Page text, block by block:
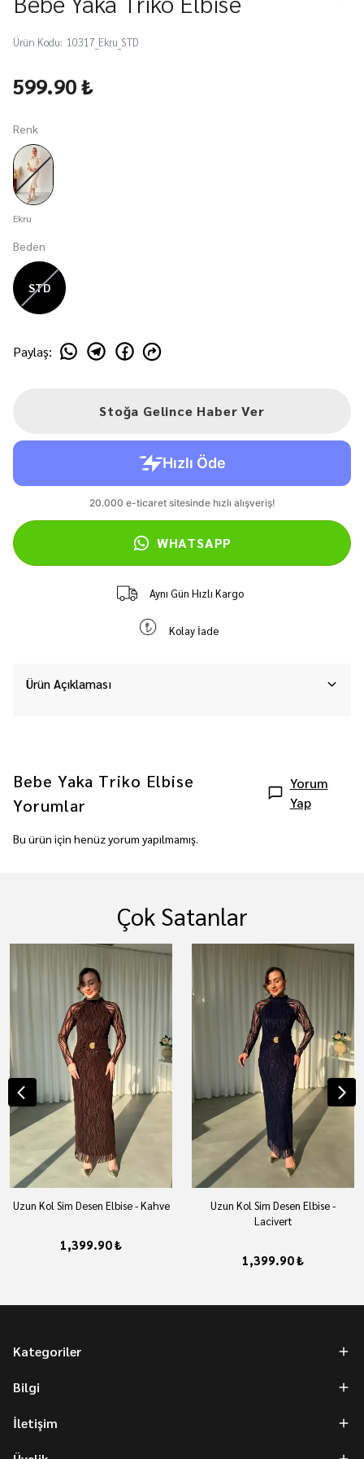
Ürün Kodu: 10317_Ekru_STD
599.90 ₺
Renk
Ekru
Beden
STD
Paylaş:
Stoğa Gelince Haber Ver
WHATSAPP
Aynı Gün Hızlı Kargo
Kolay İade
Ürün Açıklaması
Bebe Yaka Triko Elbise
Yorumlar
Yorum
Yap
Bu ürün için henüz yorum yapılmamış.
Çok Satanlar
Uzun Kol Sim Desen Elbise - Kahve
1,399.90 ₺
Uzun Kol Sim Desen Elbise -
Lacivert
1,399.90 ₺
Kategoriler
Bilgi
İletişim